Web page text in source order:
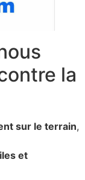
la
sur le terrain,
et